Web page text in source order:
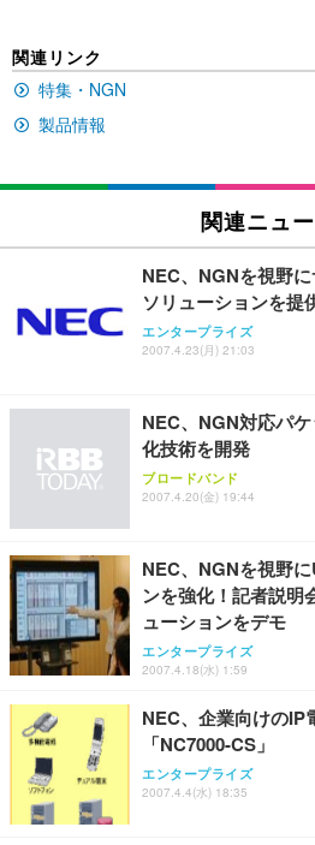
ュチェア 人間工学 疲れ
Sezlife オフィスチェア
能 人間工学 椅子 腰サ
レスト 3Dヘッドレスト
ョン PCチェア 通気性
務用 おしゃれ パソコン
Sezlife オフィスチェア
ワーク チェア 強化バッ
能 人間工学 椅子 腰サ
ョン PCチェア 通気性
務用 おしゃれ パソコン
ANDWINT オフィスチ
ッシュ 通気性 ランバー
ス圧無段階昇降 360度回
【純正品】27"ゲーミン
フック付き（CFI-
￥49,979
【整備済み品】Dell
ー フルHD（1920×1080
ort/VGA スピーカー内
【MiniLED/24.5inch/
HOOTER Gaming
グモニター QD 24.5イ
x2袋(84枚) ホワイト(吸
ネオ・ルーライフ ネオ
￥1,800
Smart Basic(スマート
限定】 Smart Basic ア
超厚型 お徳用 ワイド
アイリスオーヤマ ペッ
ュラー 200枚入【
関連リンク
特集・NGN
製品情報
関連ニュ
NEC、NGNを視野
ソリューションを提
エンタープライズ
2007.4.23(月) 21:03
NEC、NGN対応パ
化技術を開発
ブロードバンド
2007.4.20(金) 19:44
NEC、NGNを視野
ンを強化！記者説明
ューションをデモ
エンタープライズ
2007.4.18(水) 1:59
NEC、企業向けのIP
「NC7000-CS」
エンタープライズ
2007.4.4(水) 18:35